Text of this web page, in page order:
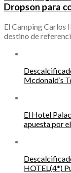
Dropson para
El Camping Carlos
destino de
Mcdonald’s
El Hotel
apuesta por
HOTEL(4*)